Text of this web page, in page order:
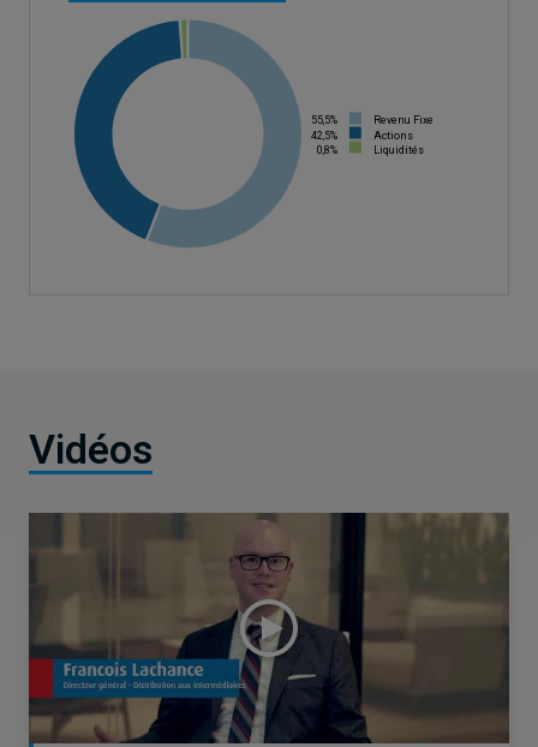
Revenu Fixe
55,5%
Actions
42,5%
Liquidités
0,8%
Vidéos